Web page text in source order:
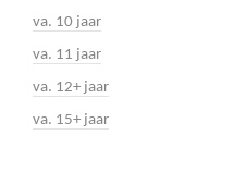
va. 10 jaar
va. 11 jaar
va. 12+ jaar
va. 15+ jaar